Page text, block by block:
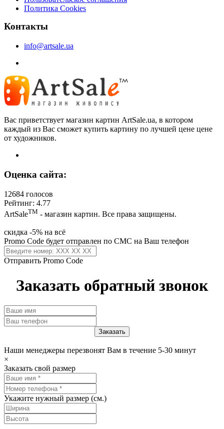
Политика Cookies
Контакты
info@artsale.ua
Вас приветствует магазин картин ArtSale.ua, в котором
каждый из Вас сможет купить картину по лучшей цене цене
от художников.
Оценка сайта:
12684 голосов
Рейтинг: 4.77
ArtSaleТМ - магазин картин. Все права защищены.
скидка -5% на всё
Promo Code будет отправлен по СМС на Ваш телефон
Отправить Promo Code
Заказать обратный звонок
Наши менеджеры перезвонят Вам в течение 5-30 минут
×
Заказать свой размер
Укажите нужный размер (см.)